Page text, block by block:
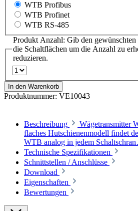
WTB Profibus
WTB Profinet
WTB RS-485
Produkt Anzahl: Gib den gewünschten
die Schaltflächen um die Anzahl zu
reduzieren.
In den Warenkorb
Produktnummer: VE10043
Beschreibung
Wägetransmitter
flaches Hutschienenmodell findet
WTB analog in jedem
Technische Spezifikationen
Schnittstellen / Anschlüsse
Download
Eigenschaften
Bewertungen